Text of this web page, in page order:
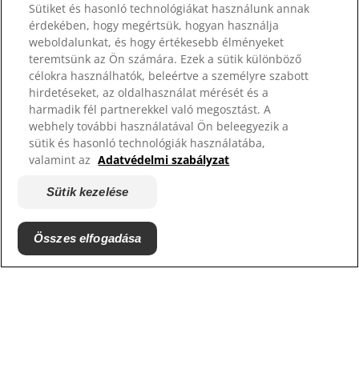
Weboldalaink
Hill’s Vet
Karrier
Menhelyek
© 2026 Hill's Pet Nutrition, Inc.
Sütiket és hasonló technológiákat használunk annak
érdekében, hogy megértsük, hogyan használja
weboldalunkat, és hogy értékesebb élményeket
teremtsünk az Ön számára. Ezek a sütik különböző
célokra használhatók, beleértve a személyre szabott
hirdetéseket, az oldalhasználat mérését és a
harmadik fél partnerekkel való megosztást. A
webhely további használatával Ön beleegyezik a
sütik és hasonló technológiák használatába,
valamint az Adatvédelmi szabályzat
Sütik kezelése
Összes elfogadása